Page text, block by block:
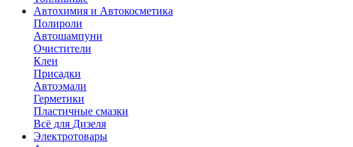
Автохимия и Автокосметика
Полироли
Автошампуни
Очистители
Клеи
Присадки
Автоэмали
Герметики
Пластичные смазки
Всё для Дизеля
Электротовары